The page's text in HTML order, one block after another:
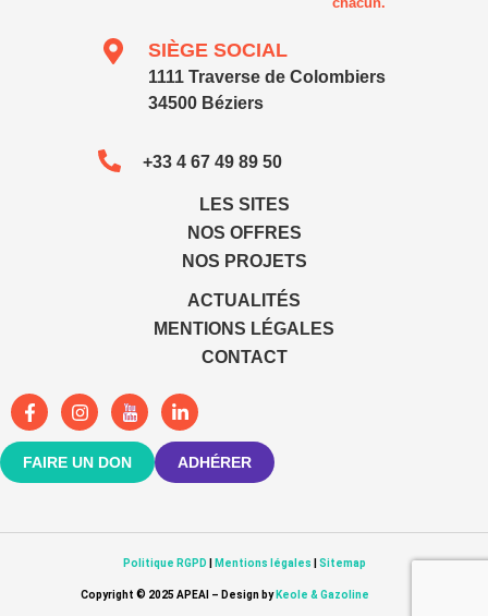
SIÈGE SOCIAL
1111 Traverse de Colombiers
34500 Béziers
+33 4 67 49 89 50
LES SITES
NOS OFFRES
NOS PROJETS
ACTUALITÉS
MENTIONS LÉGALES
CONTACT
FAIRE UN DON ADHÉRER
Politique RGPD Mentions légales Sitemap
Copyright © 2025 APEAI – Design by Keole & Gazoline